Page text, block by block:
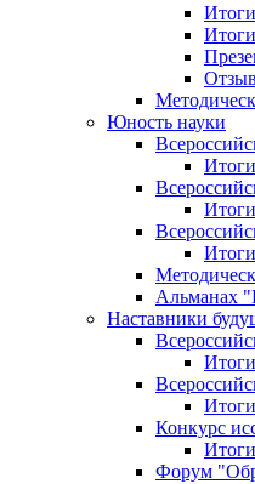
Юность науки
Альманах
Наставники
Конкурс
Форум